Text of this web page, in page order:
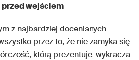
przed wejściem
z najbardziej docenianych
przez to, że nie zamyka się
którą prezentuje, wykracza